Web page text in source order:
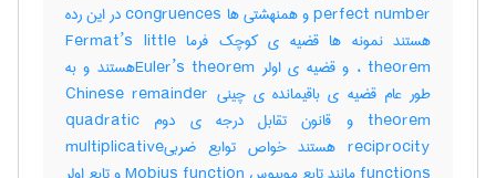
perfect number و همنهشتی ها congruences در این رده
هستند نمونه ها قضیه ی کوچک فرما Fermat’s little
theorem ، و قضیه ی اولر Euler’s theoremهستند و به
طور عام قضیه ی باقیمانده ی چینی Chinese remainder
theorem و قانون تقابل درجه ی دوم quadratic
reciprocity هستند خواص توابع ضربیmultiplicative